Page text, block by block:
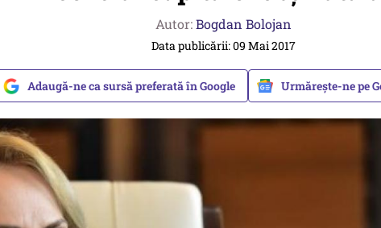
Autor:Bogdan Bolojan
Data publicării: 09 Mai 2017
Adaugă-ne ca sursă preferată în Google Urmărește-ne pe